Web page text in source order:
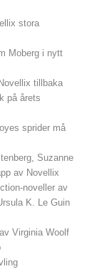
stora
Moberg i nytt
tillbaka
på årets
sprider må
Suzanne
av Novellix
noveller av
K. Le Guin
Virginia Woolf